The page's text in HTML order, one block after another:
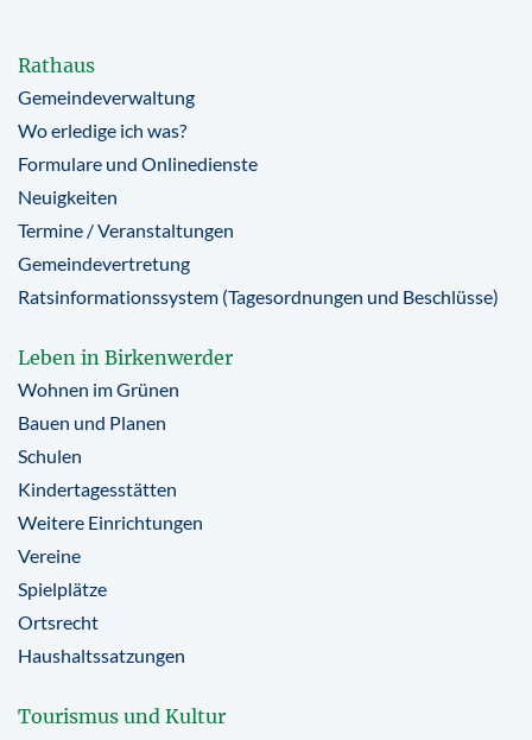
Rathaus
Gemeindeverwaltung
Wo erledige ich was?
Formulare und Onlinedienste
Neuigkeiten
Termine / Veranstaltungen
Gemeindevertretung
Ratsinformationssystem (Tagesordnungen und Beschlüsse)
Leben in Birkenwerder
Wohnen im Grünen
Bauen und Planen
Schulen
Kindertagesstätten
Weitere Einrichtungen
Vereine
Spielplätze
Ortsrecht
Haushaltssatzungen
Tourismus und Kultur